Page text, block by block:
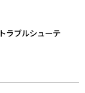
トラブルシューテ